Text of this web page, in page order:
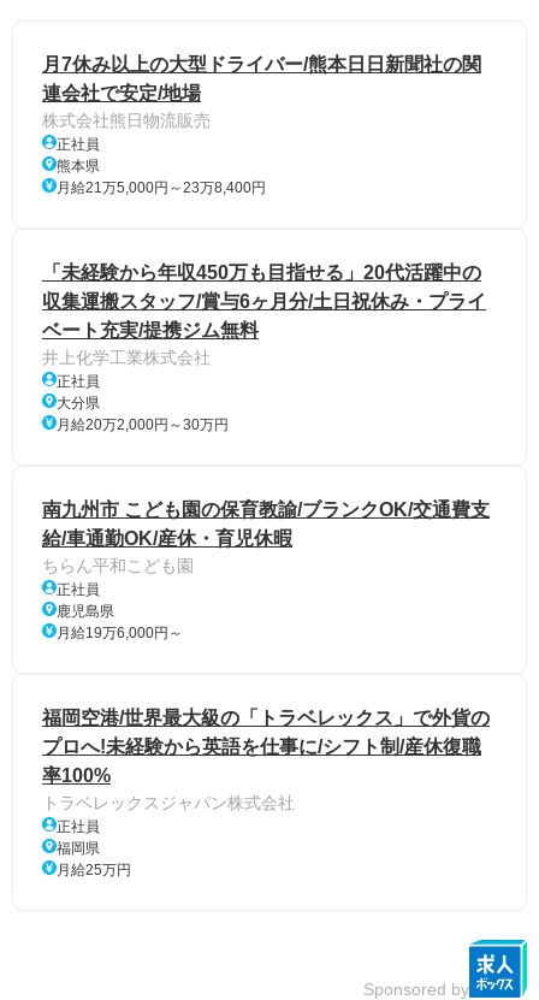
月7休み以上の大型ドライバー/熊本日日新聞社の関
連会社で安定/地場
株式会社熊日物流販売
正社員
熊本県
月給21万5,000円～23万8,400円
「未経験から年収450万も目指せる」20代活躍中の
収集運搬スタッフ/賞与6ヶ月分/土日祝休み・プライ
ベート充実/提携ジム無料
井上化学工業株式会社
正社員
大分県
月給20万2,000円～30万円
南九州市 こども園の保育教諭/ブランクOK/交通費支
給/車通勤OK/産休・育児休暇
ちらん平和こども園
正社員
鹿児島県
月給19万6,000円～
福岡空港/世界最大級の「トラベレックス」で外貨の
プロへ!未経験から英語を仕事に/シフト制/産休復職
率100%
トラベレックスジャパン株式会社
正社員
福岡県
月給25万円
Sponsored by